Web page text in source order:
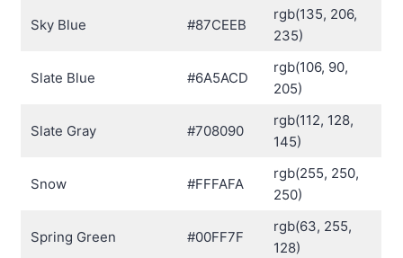
Sky Blue #87CEEB
rgb(135, 206,
235)
Slate Blue #6A5ACD
rgb(106, 90,
205)
Slate Gray #708090
rgb(112, 128,
145)
Snow #FFFAFA
rgb(255, 250,
250)
Spring Green #00FF7F
rgb(63, 255,
128)